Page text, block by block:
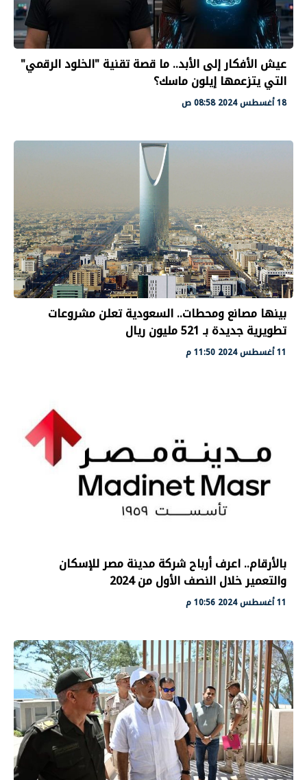
عيش الأفكار إلى الأبد.. ما قصة تقنية "الخلود الرقمي"
التي يتزعمها إيلون ماسك؟
18 أغسطس 2024 08:58 ص
بينها مصانع ومحطات.. السعودية تعلن مشروعات
تطويرية جديدة بـ 521 مليون ريال
11 أغسطس 2024 11:50 م
بالأرقام.. اعرف أرباح شركة مدينة مصر للإسكان
والتعمير خلال النصف الأول من 2024
11 أغسطس 2024 10:56 م